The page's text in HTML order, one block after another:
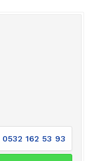
0532 162 53 93